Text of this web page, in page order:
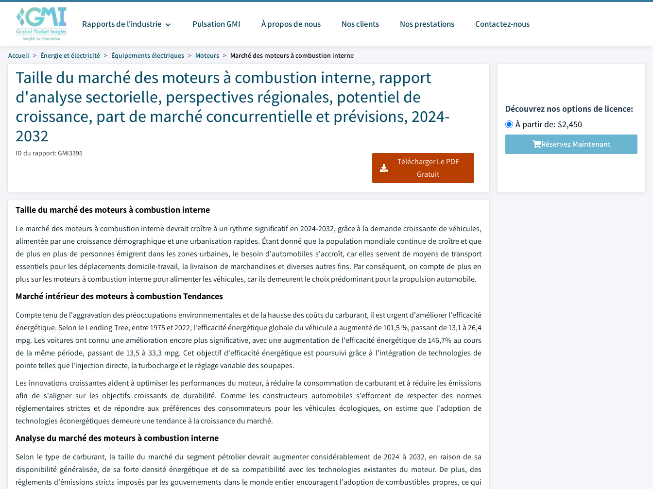
Rapports de l'industrie Pulsation GMI À propos de nous Nos clients Nos prestations Contactez-nous
Accueil Énergie et électricité Équipements électriques Moteurs Marché des moteurs à combustion interne
Taille du marché des moteurs à combustion interne, rapport
d'analyse sectorielle, perspectives régionales, potentiel de
croissance, part de marché concurrentielle et prévisions, 2024-
2032
ID du rapport: GMI3395
Télécharger Le PDF
Gratuit
Découvrez nos options de licence:
À partir de: $2,450
Réservez Maintenant
Taille du marché des moteurs à combustion interne
Le marché des moteurs à combustion interne devrait croître à un rythme significatif en 2024-2032, grâce à la demande croissante de véhicules,
alimentée par une croissance démographique et une urbanisation rapides. Étant donné que la population mondiale continue de croître et que
de plus en plus de personnes émigrent dans les zones urbaines, le besoin d'automobiles s'accroît, car elles servent de moyens de transport
essentiels pour les déplacements domicile-travail, la livraison de marchandises et diverses autres fins. Par conséquent, on compte de plus en
plus sur les moteurs à combustion interne pour alimenter les véhicules, car ils demeurent le choix prédominant pour la propulsion automobile.
Marché intérieur des moteurs à combustion Tendances
Compte tenu de l'aggravation des préoccupations environnementales et de la hausse des coûts du carburant, il est urgent d'améliorer l'efficacité
énergétique. Selon le Lending Tree, entre 1975 et 2022, l'efficacité énergétique globale du véhicule a augmenté de 101,5 %, passant de 13,1 à 26,4
mpg. Les voitures ont connu une amélioration encore plus significative, avec une augmentation de l'efficacité énergétique de 146,7% au cours
de la même période, passant de 13,5 à 33,3 mpg. Cet objectif d'efficacité énergétique est poursuivi grâce à l'intégration de technologies de
pointe telles que l'injection directe, la turbocharge et le réglage variable des soupapes.
Les innovations croissantes aident à optimiser les performances du moteur, à réduire la consommation de carburant et à réduire les émissions
afin de s'aligner sur les objectifs croissants de durabilité. Comme les constructeurs automobiles s'efforcent de respecter des normes
réglementaires strictes et de répondre aux préférences des consommateurs pour les véhicules écologiques, on estime que l'adoption de
technologies éconergétiques demeure une tendance à la croissance du marché.
Analyse du marché des moteurs à combustion interne
Selon le type de carburant, la taille du marché du segment pétrolier devrait augmenter considérablement de 2024 à 2032, en raison de sa
disponibilité généralisée, de sa forte densité énergétique et de sa compatibilité avec les technologies existantes du moteur. De plus, des
règlements d'émissions stricts imposés par les gouvernements dans le monde entier encouragent l'adoption de combustibles propres, ce qui